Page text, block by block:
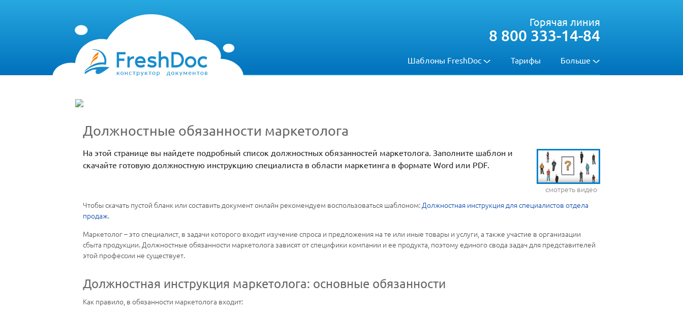
Шаблоны FreshDoc Тарифы Больше
Горячая линия
8 800 333-14-84
Должностные обязанности маркетолога
смотреть видео
На этой странице вы найдете подробный список должностных обязанностей маркетолога. Заполните шаблон и
скачайте готовую должностную инструкцию специалиста в области маркетинга в формате Word или PDF.
Чтобы скачать пустой бланк или составить документ онлайн рекомендуем воспользоваться шаблоном:Должностная инструкция для специалистов отдела
продаж.
Маркетолог – это специалист, в задачи которого входит изучение спроса и предложения на те или иные товары и услуги, а также участие в организации
сбыта продукции. Должностные обязанности маркетолога зависят от специфики компании и ее продукта, поэтому единого свода задач для представителей
этой профессии не существует.
Должностная инструкция маркетолога: основные обязанности
Как правило, в обязанности маркетолога входит: